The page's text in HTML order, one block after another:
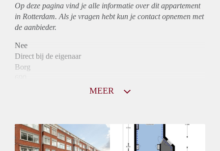
Op deze pagina vind je alle informatie over ditappartement
in Rotterdam. Als je vragen hebt kun je contact opnemen met
de aanbieder.
Nee
Direct bij de eigenaar
Borg
Inkomen eis
N.V.T.
MEER